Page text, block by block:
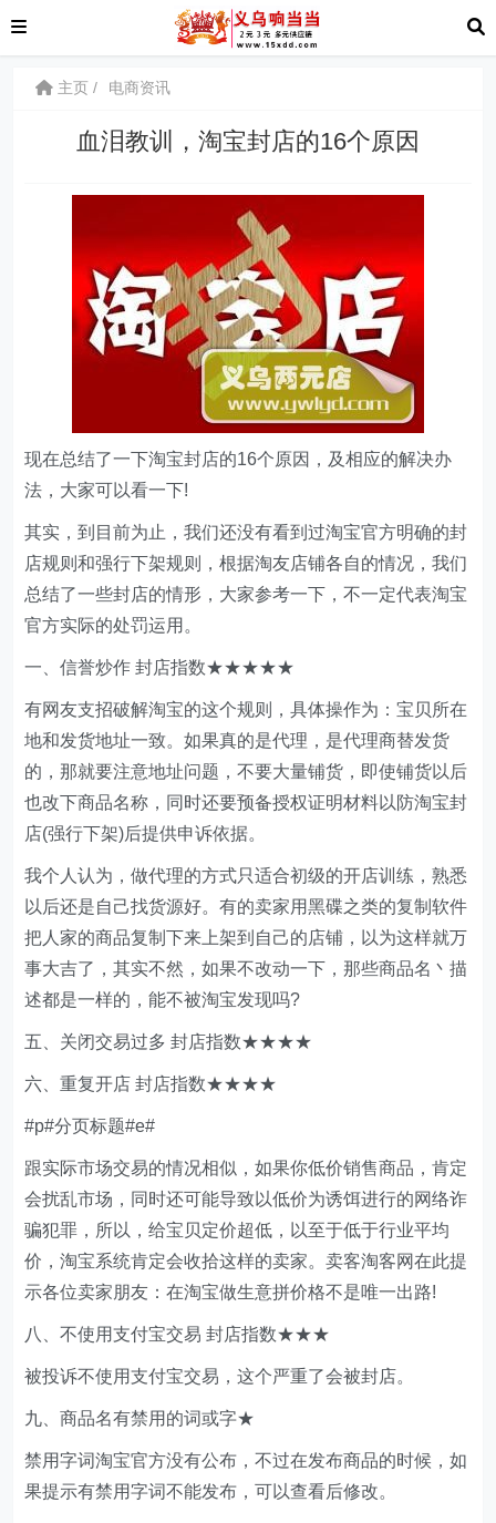
主页 电商资讯
血泪教训，淘宝封店的16个原因
现在总结了一下淘宝封店的16个原因，及相应的解决办
法，大家可以看一下!
其实，到目前为止，我们还没有看到过淘宝官方明确的封
店规则和强行下架规则，根据淘友店铺各自的情况，我们
总结了一些封店的情形，大家参考一下，不一定代表淘宝
官方实际的处罚运用。
一、信誉炒作 封店指数★★★★★
有网友支招破解淘宝的这个规则，具体操作为：宝贝所在
地和发货地址一致。如果真的是代理，是代理商替发货
的，那就要注意地址问题，不要大量铺货，即使铺货以后
也改下商品名称，同时还要预备授权证明材料以防淘宝封
店(强行下架)后提供申诉依据。
我个人认为，做代理的方式只适合初级的开店训练，熟悉
以后还是自己找货源好。有的卖家用黑碟之类的复制软件
把人家的商品复制下来上架到自己的店铺，以为这样就万
事大吉了，其实不然，如果不改动一下，那些商品名丶描
述都是一样的，能不被淘宝发现吗?
五、关闭交易过多 封店指数★★★★
六、重复开店 封店指数★★★★
#p#分页标题#e#
跟实际市场交易的情况相似，如果你低价销售商品，肯定
会扰乱市场，同时还可能导致以低价为诱饵进行的网络诈
骗犯罪，所以，给宝贝定价超低，以至于低于行业平均
价，淘宝系统肯定会收拾这样的卖家。卖客淘客网在此提
示各位卖家朋友：在淘宝做生意拼价格不是唯一出路!
八、不使用支付宝交易 封店指数★★★
被投诉不使用支付宝交易，这个严重了会被封店。
九、商品名有禁用的词或字★
禁用字词淘宝官方没有公布，不过在发布商品的时候，如
果提示有禁用字词不能发布，可以查看后修改。